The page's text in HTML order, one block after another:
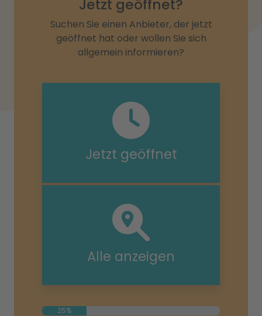
Jetzt geöffnet?
Suchen Sie einen Anbieter, der jetzt
geöffnet hat oder wollen Sie sich
allgemein informieren?
Jetzt geöffnet
Alle anzeigen
25%